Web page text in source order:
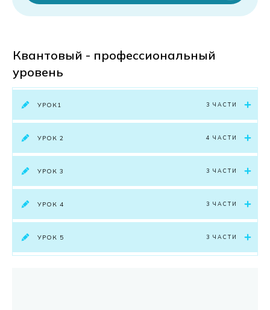
Квантовый - профессиональный
уровень
УРОК1 3 ЧАСТИ
УРОК 2 4 ЧАСТИ
УРОК 3 3 ЧАСТИ
УРОК 4 3 ЧАСТИ
УРОК 5 3 ЧАСТИ